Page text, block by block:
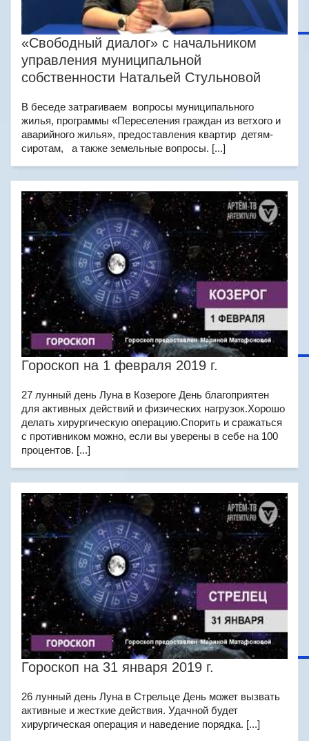
«Свободный диалог» с начальником
управления муниципальной
собственности Натальей Стульновой
В беседе затрагиваем вопросы муниципального
жилья, программы «Переселения граждан из ветхого и
аварийного жилья», предоставления квартир детям-
сиротам, а также земельные вопросы. [...]
Гороскоп на 1 февраля 2019 г.
27 лунный день Луна в Козероге День благоприятен
для активных действий и физических нагрузок.Хорошо
делать хирургическую операцию.Спорить и сражаться
с противником можно, если вы уверены в себе на 100
процентов. [...]
Гороскоп на 31 января 2019 г.
26 лунный день Луна в Стрельце День может вызвать
активные и жесткие действия. Удачной будет
хирургическая операция и наведение порядка. [...]